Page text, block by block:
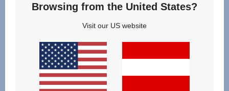
Browsing from the United States?
Visit our US website